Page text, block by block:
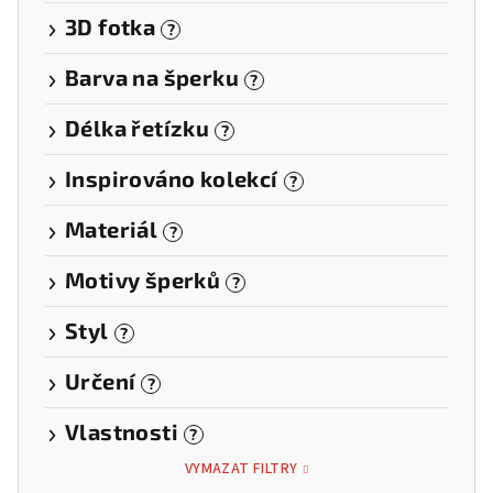
3D fotka ?
Barva na šperku ?
Délka řetízku ?
Inspirováno kolekcí ?
Materiál ?
Motivy šperků ?
Styl ?
Určení ?
Vlastnosti ?
VYMAZAT FILTRY